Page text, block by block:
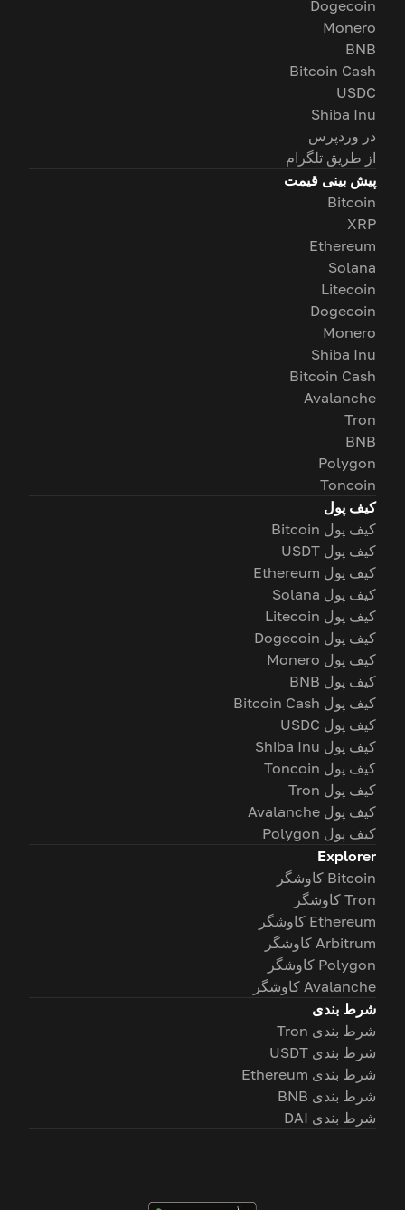
Dogecoin
Monero
BNB
Bitcoin Cash
USDC
Shiba Inu
در وردپرس
از طریق تلگرام
پیش بینی قیمت
Bitcoin
XRP
Ethereum
Solana
Litecoin
Dogecoin
Monero
Shiba Inu
Bitcoin Cash
Avalanche
Tron
BNB
Polygon
Toncoin
کیف پول
کیف پول Bitcoin
کیف پول USDT
کیف پول Ethereum
کیف پول Solana
کیف پول Litecoin
کیف پول Dogecoin
کیف پول Monero
کیف پول BNB
کیف پول Bitcoin Cash
کیف پول USDC
کیف پول Shiba Inu
کیف پول Toncoin
کیف پول Tron
کیف پول Avalanche
کیف پول Polygon
Explorer
Bitcoin کاوشگر
Tron کاوشگر
Ethereum کاوشگر
Arbitrum کاوشگر
Polygon کاوشگر
Avalanche کاوشگر
شرط بندی
شرط بندی Tron
شرط بندی USDT
شرط بندی Ethereum
شرط بندی BNB
شرط بندی DAI